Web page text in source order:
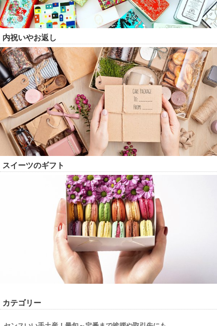
内祝いやお返し
スイーツのギフト
カテゴリー